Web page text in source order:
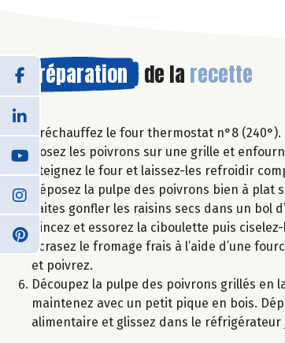
Préparation de la recette
Préchauffez le four thermostat n°8 (240°).
Posez les poivrons sur une grille et
éteignez le four et laissez-les refroidir
déposez la pulpe des poivrons bien à
Faites gonfler les raisins secs dans un bol
Rincez et essorez la ciboulette puis
Ecrasez le fromage frais à l’aide d’une
et poivrez.
Découpez la pulpe des poivrons grillés en
maintenez avec un petit pique en bois.
alimentaire et glissez dans le réfrigérateur